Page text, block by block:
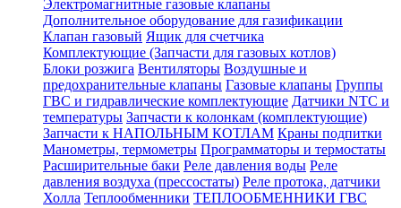
Электромагнитные газовые клапаны
Дополнительное оборудование для газификации
Клапан газовый Ящик для счетчика
Комплектующие (Запчасти для газовых котлов)
Блоки розжига Вентиляторы Воздушные и
предохранительные клапаны Газовые клапаны Группы
ГВС и гидравлические комплектующие Датчики NTC и
температуры Запчасти к колонкам (комплектующие)
Запчасти к НАПОЛЬНЫМ КОТЛАМ Краны подпитки
Манометры, термометры Программаторы и термостаты
Расширительные баки Реле давления воды Реле
давления воздуха (прессостаты) Реле протока, датчики
Холла Теплообменники ТЕПЛООБМЕННИКИ ГВС